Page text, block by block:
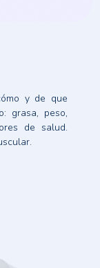
y de que
grasa, peso,
de salud.